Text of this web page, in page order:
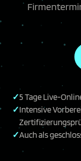
5 Tage Live-
Intensive
Auch als